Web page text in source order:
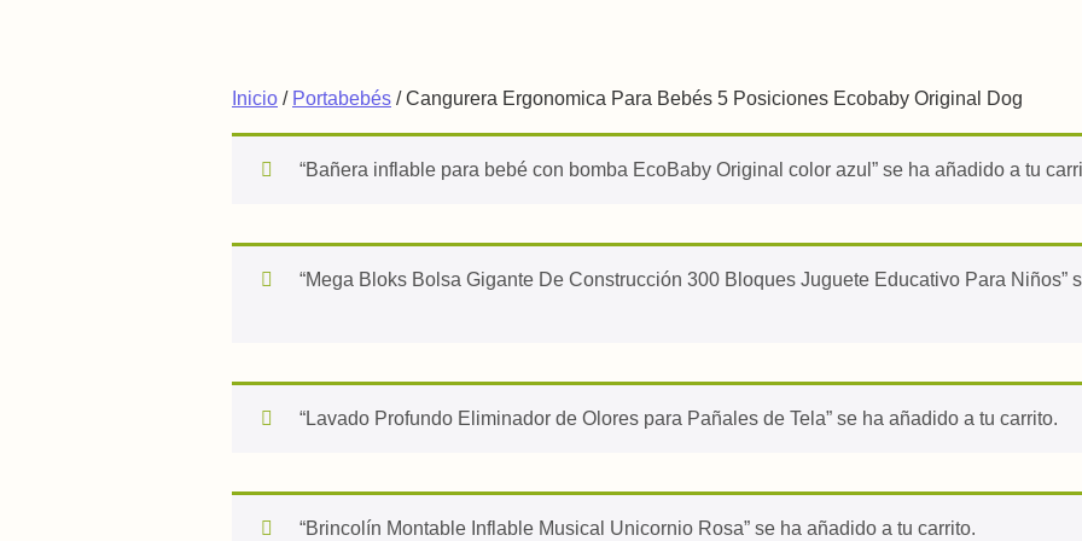
Inicio / Portabebés / Cangurera Ergonomica Para Bebés 5 Posiciones Ecobaby Original Dog
“Bañera inflable para bebé con bomba EcoBaby Original color azul” se ha añadido a tu
“Mega Bloks Bolsa Gigante De Construcción 300 Bloques Juguete Educativo Para Niños”
“Lavado Profundo Eliminador de Olores para Pañales de Tela” se ha añadido a tu carrito.
“Brincolín Montable Inflable Musical Unicornio Rosa” se ha añadido a tu carrito.